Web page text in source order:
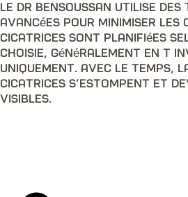
Le Dr Bensoussan utilise des
avancées pour minimiser les
cicatrices sont planifiées
choisie, généralement en T
uniquement. Avec le temps,
cicatrices s’estompent et
visibles.